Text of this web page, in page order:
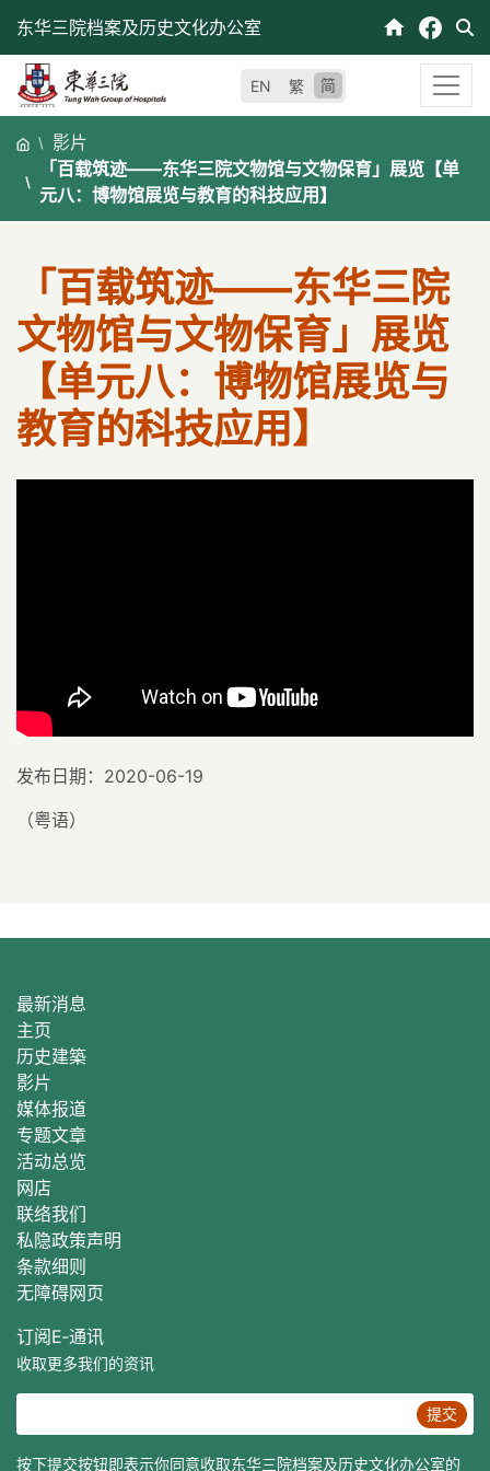
东华三院档案及历史文化办公室
EN 繁 简
影片
「百载筑迹——东华三院文物馆与文物保育」展览【单
元八：博物馆展览与教育的科技应用】
「百载筑迹——东华三院
文物馆与文物保育」展览
【单元八：博物馆展览与
教育的科技应用】
发布日期：2020-06-19
（粤语）
最新消息
主页
历史建築
影片
媒体报道
专题文章
活动总览
网店
联络我们
私隐政策声明
条款细则
无障碍网页
订阅E‐通讯
收取更多我们的资讯
提交
按下提交按钮即表示你同意收取东华三院档案及历史文化办公室的